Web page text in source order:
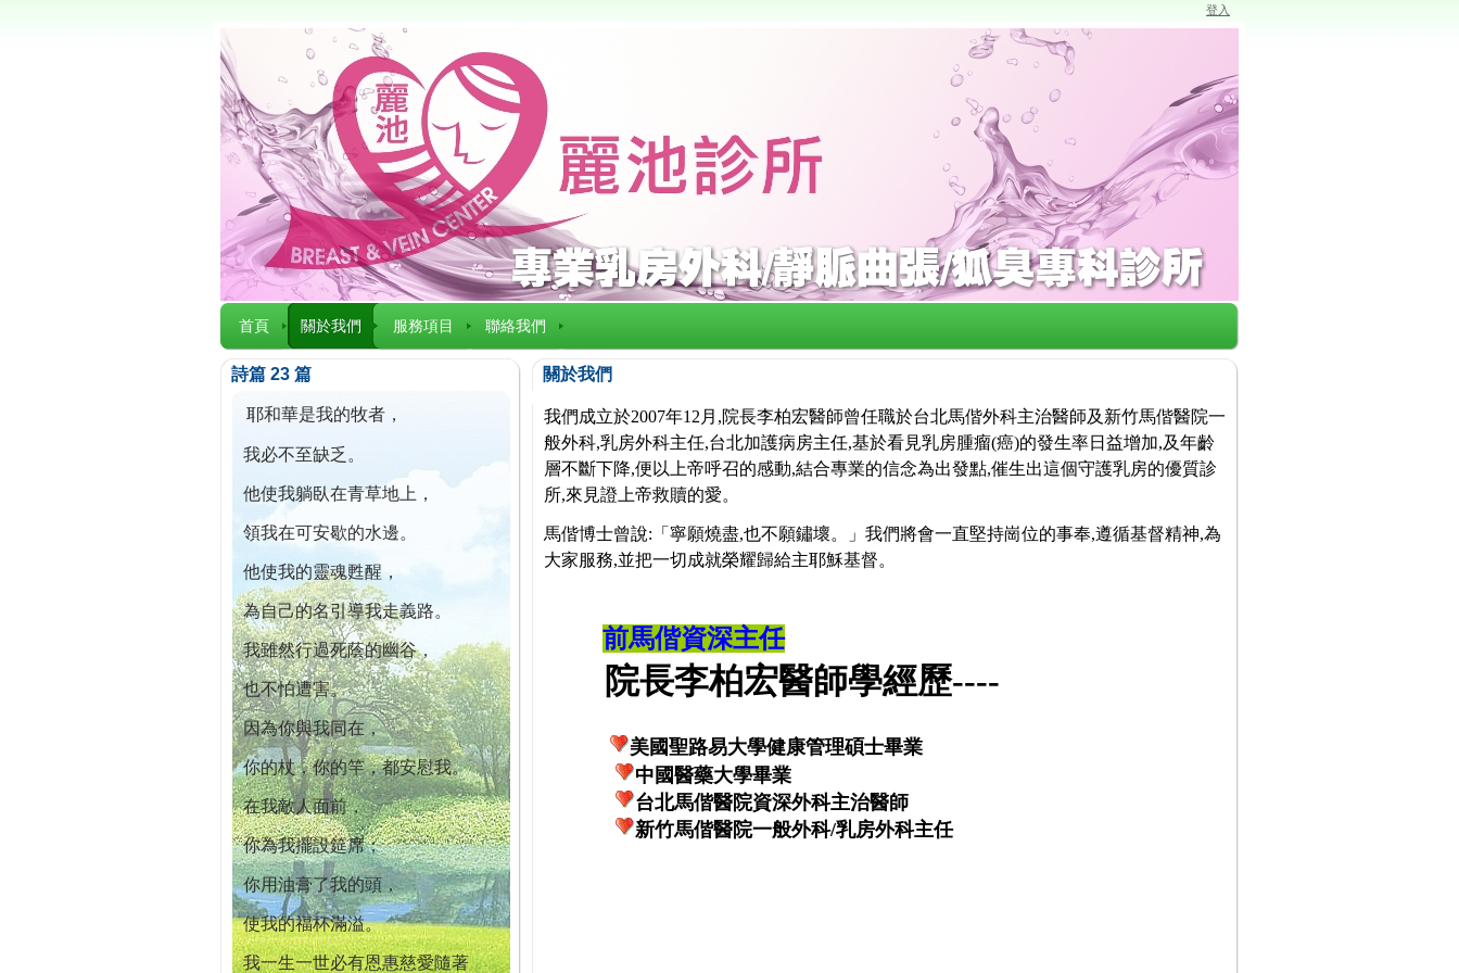
登入
首頁 關於我們 服務項目 聯絡我們
詩篇 23 篇
耶和華是我的牧者，
我必不至缺乏。
他使我躺臥在青草地上，
領我在可安歇的水邊。
他使我的靈魂甦醒，
為自己的名引導我走義路。
我雖然行過死蔭的幽谷，
也不怕遭害。
因為你與我同在，
你的杖，你的竿，都安慰我。
在我敵人面前，
你為我擺設筵席；
你用油膏了我的頭，
使我的福杯滿溢。
我一生一世必有恩惠慈愛隨著
關於我們
我們成立於2007年12月,院長李柏宏醫師曾任職於台北馬偕外科主治醫師及新竹馬偕醫院一
般外科,乳房外科主任,台北加護病房主任,基於看見乳房腫瘤(癌)的發生率日益增加,及年齡
層不斷下降,便以上帝呼召的感動,結合專業的信念為出發點,催生出這個守護乳房的優質診
所,來見證上帝救贖的愛。
馬偕博士曾說:「寧願燒盡,也不願鏽壞。」我們將會一直堅持崗位的事奉,遵循基督精神,為
大家服務,並把一切成就榮耀歸給主耶穌基督。
前馬偕資深主任
院長李柏宏醫師學經歷----
美國聖路易大學健康管理碩士畢業
中國醫藥大學畢業
台北馬偕醫院資深外科主治醫師
新竹馬偕醫院一般外科/乳房外科主任